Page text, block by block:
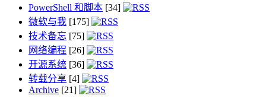
PowerShell 和脚本 [34]
微软与我 [175]
技术备忘 [75]
网络编程 [26]
开源系统 [36]
转载分享 [4]
Archive [21]